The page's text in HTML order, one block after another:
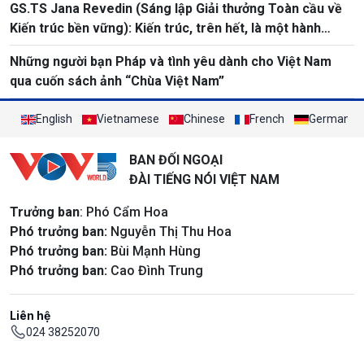
GS.TS Jana Revedin (Sáng lập Giải thưởng Toàn cầu về
Kiến trúc bền vững): Kiến trúc, trên hết, là một hành
động chuyển đổi
Những người bạn Pháp và tình yêu dành cho Việt Nam
qua cuốn sách ảnh “Chùa Việt Nam”
English Vietnamese Chinese French German
BAN ĐỐI NGOẠI
ĐÀI TIẾNG NÓI VIỆT NAM
Trưởng ban: Phó Cẩm Hoa
Phó trưởng ban: Nguyễn Thị Thu Hoa
Phó trưởng ban: Bùi Mạnh Hùng
Phó trưởng ban: Cao Đình Trung
Liên hệ
024 38252070